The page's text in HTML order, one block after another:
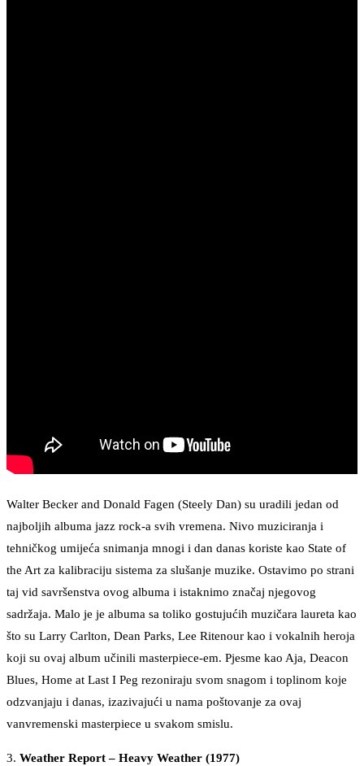
Walter Becker and Donald Fagen (Steely Dan) su uradili jedan od
najboljih albuma jazz rock-a svih vremena. Nivo muziciranja i
tehničkog umijeća snimanja mnogi i dan danas koriste kao State of
the Art za kalibraciju sistema za slušanje muzike. Ostavimo po strani
taj vid savršenstva ovog albuma i istaknimo značaj njegovog
sadržaja. Malo je je albuma sa toliko gostujućih muzičara laureta kao
što su Larry Carlton, Dean Parks, Lee Ritenour kao i vokalnih heroja
koji su ovaj album učinili masterpiece-em. Pjesme kao Aja, Deacon
Blues, Home at Last I Peg rezoniraju svom snagom i toplinom koje
odzvanjaju i danas, izazivajući u nama poštovanje za ovaj
vanvremenski masterpiece u svakom smislu.
3. Weather Report – Heavy Weather (1977)